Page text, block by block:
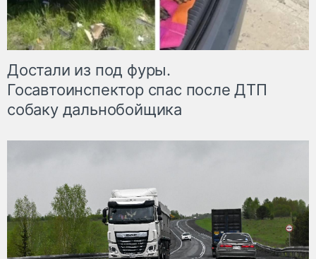
Достали из под фуры.
Госавтоинспектор спас после ДТП
собаку дальнобойщика